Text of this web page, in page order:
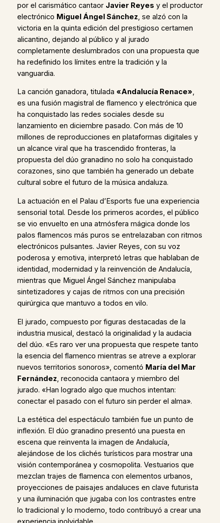
por el carismático cantaor Javier Reyes y el productor
electrónico Miguel Ángel Sánchez, se alzó con la
victoria en la quinta edición del prestigioso certamen
alicantino, dejando al público y al jurado
completamente deslumbrados con una propuesta que
ha redefinido los límites entre la tradición y la
vanguardia.
La canción ganadora, titulada «Andalucía Renace»,
es una fusión magistral de flamenco y electrónica que
ha conquistado las redes sociales desde su
lanzamiento en diciembre pasado. Con más de 10
millones de reproducciones en plataformas digitales y
un alcance viral que ha trascendido fronteras, la
propuesta del dúo granadino no solo ha conquistado
corazones, sino que también ha generado un debate
cultural sobre el futuro de la música andaluza.
La actuación en el Palau d’Esports fue una experiencia
sensorial total. Desde los primeros acordes, el público
se vio envuelto en una atmósfera mágica donde los
palos flamencos más puros se entrelazaban con ritmos
electrónicos pulsantes. Javier Reyes, con su voz
poderosa y emotiva, interpretó letras que hablaban de
identidad, modernidad y la reinvención de Andalucía,
mientras que Miguel Ángel Sánchez manipulaba
sintetizadores y cajas de ritmos con una precisión
quirúrgica que mantuvo a todos en vilo.
El jurado, compuesto por figuras destacadas de la
industria musical, destacó la originalidad y la audacia
del dúo. «Es raro ver una propuesta que respete tanto
la esencia del flamenco mientras se atreve a explorar
nuevos territorios sonoros», comentó María del Mar
Fernández , reconocida cantaora y miembro del
jurado. «Han logrado algo que muchos intentan:
conectar el pasado con el futuro sin perder el alma».
La estética del espectáculo también fue un punto de
inflexión. El dúo granadino presentó una puesta en
escena que reinventa la imagen de Andalucía,
alejándose de los clichés turísticos para mostrar una
visión contemporánea y cosmopolita. Vestuarios que
mezclan trajes de flamenca con elementos urbanos,
proyecciones de paisajes andaluces en clave futurista
y una iluminación que jugaba con los contrastes entre
lo tradicional y lo moderno, todo contribuyó a crear una